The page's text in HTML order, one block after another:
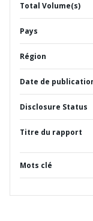
Total Volume(s)
Pays
Région
Date de
Disclosure Status
Titre du rapport
Mots clé